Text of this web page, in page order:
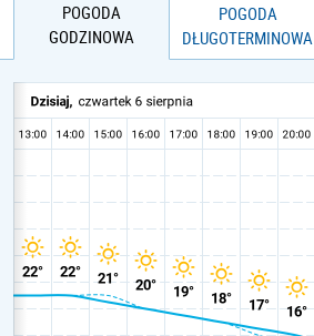
POGODA
GODZINOWA
POGODA
DŁUGOTERMINOWA